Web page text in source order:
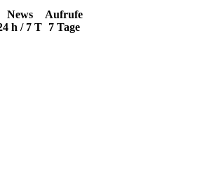
News
h / 7 T
Aufrufe
7 Tage